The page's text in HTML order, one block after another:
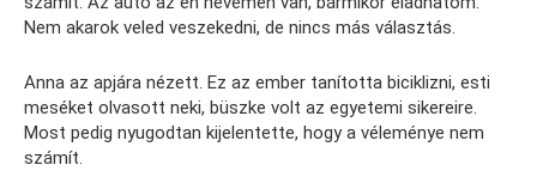
Nem akarok veled veszekedni, de nincs más választás.
Anna az apjára nézett. Ez az ember tanította biciklizni, esti
meséket olvasott neki, büszke volt az egyetemi sikereire.
Most pedig nyugodtan kijelentette, hogy a véleménye nem
számít.